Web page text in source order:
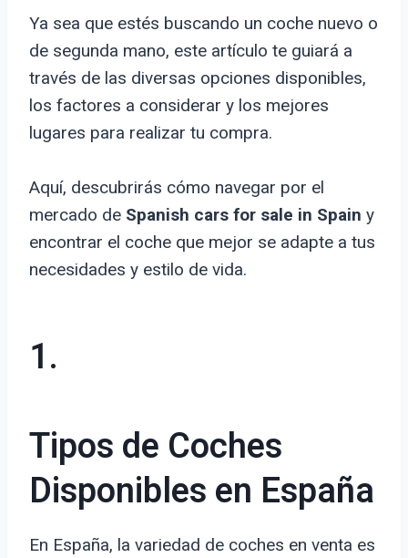
Ya sea que estés buscando un coche nuevo o
de segunda mano, este artículo te guiará a
través de las diversas opciones disponibles,
los factores a considerar y los mejores
lugares para realizar tu compra.
Aquí, descubrirás cómo navegar por el
mercado de Spanish cars for sale in Spain y
encontrar el coche que mejor se adapte a tus
necesidades y estilo de vida.
1.
Tipos de Coches
Disponibles en España
En España, la variedad de coches en venta es